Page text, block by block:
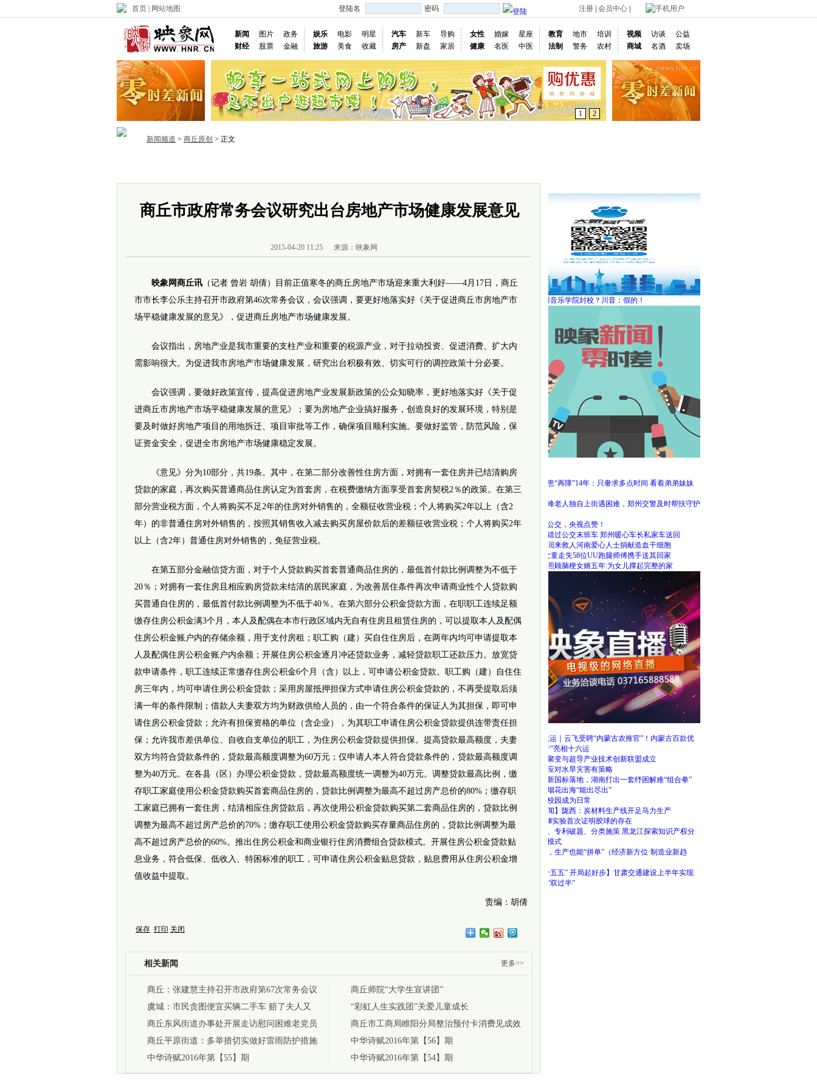
首页 网站地图 登陆名 密码 注册 会员中心 手机用户
新闻 图片
政务
财经
股票 金融
娱乐 电影
明星
旅游
美食 收藏
汽车 新车
导购
房产
新盘 家居
女性 婚嫁
星座
健康
名医 中医
教育 地市
培训
法制
警务 农村
视频 访谈
公益
商城
名酒 卖场
1 2
新闻频道 > 商丘原创 > 正文
商丘市政府常务会议研究出台房地产市场健康发展意见
2015-04-20 11:25 来源：映象网
映象网商丘讯（记者 曾岩 胡倩）目前正值寒冬的商丘房地产市场迎来重大利好——4月17日，商丘
市市长李公乐主持召开市政府第46次常务会议，会议强调，要更好地落实好《关于促进商丘市房地产市
场平稳健康发展的意见》，促进商丘房地产市场健康发展。
会议指出，房地产业是我市重要的支柱产业和重要的税源产业，对于拉动投资、促进消费、扩大内
需影响很大。为促进我市房地产市场健康发展，研究出台积极有效、切实可行的调控政策十分必要。
会议强调，要做好政策宣传，提高促进房地产业发展新政策的公众知晓率，更好地落实好《关于促
进商丘市房地产市场平稳健康发展的意见》；要为房地产企业搞好服务，创造良好的发展环境，特别是
要及时做好房地产项目的用地拆迁、项目审批等工作，确保项目顺利实施。要做好监管，防范风险，保
证资金安全，促进全市房地产市场健康稳定发展。
《意见》分为10部分，共19条。其中，在第二部分改善性住房方面，对拥有一套住房并已结清购房
贷款的家庭，再次购买普通商品住房认定为首套房，在税费缴纳方面享受首套房契税2％的政策。在第三
部分营业税方面，个人将购买不足2年的住房对外销售的，全额征收营业税；个人将购买2年以上（含2
年）的非普通住房对外销售的，按照其销售收入减去购买房屋价款后的差额征收营业税；个人将购买2年
以上（含2年）普通住房对外销售的，免征营业税。
在第五部分金融信贷方面，对于个人贷款购买首套普通商品住房的，最低首付款比例调整为不低于
20％；对拥有一套住房且相应购房贷款未结清的居民家庭，为改善居住条件再次申请商业性个人贷款购
买普通自住房的，最低首付款比例调整为不低于40％。在第六部分公积金贷款方面，在职职工连续足额
缴存住房公积金满3个月，本人及配偶在本市行政区域内无自有住房且租赁住房的，可以提取本人及配偶
住房公积金账户内的存储余额，用于支付房租；职工购（建）买自住住房后，在两年内均可申请提取本
人及配偶住房公积金账户内余额；开展住房公积金逐月冲还贷款业务，减轻贷款职工还款压力。放宽贷
款申请条件，职工连续正常缴存住房公积金6个月（含）以上，可申请公积金贷款。职工购（建）自住住
房三年内，均可申请住房公积金贷款；采用房屋抵押担保方式申请住房公积金贷款的，不再受提取后须
满一年的条件限制；借款人夫妻双方均为财政供给人员的，由一个符合条件的保证人为其担保，即可申
请住房公积金贷款；允许有担保资格的单位（含企业），为其职工申请住房公积金贷款提供连带责任担
保；允许我市差供单位、自收自支单位的职工，为住房公积金贷款提供担保。提高贷款最高额度，夫妻
双方均符合贷款条件的，贷款最高额度调整为60万元；仅申请人本人符合贷款条件的，贷款最高额度调
整为40万元。在各县（区）办理公积金贷款，贷款最高额度统一调整为40万元。调整贷款最高比例，缴
存职工家庭使用公积金贷款购买首套商品住房的，贷款比例调整为最高不超过房产总价的80%；缴存职
工家庭已拥有一套住房，结清相应住房贷款后，再次使用公积金贷款购买第二套商品住房的，贷款比例
调整为最高不超过房产总价的70%；缴存职工使用公积金贷款购买存量商品住房的，贷款比例调整为最
高不超过房产总价的60%。推出住房公积金和商业银行住房消费组合贷款模式。开展住房公积金贷款贴
息业务，符合低保、低收入、特困标准的职工，可申请住房公积金贴息贷款，贴息费用从住房公积金增
值收益中提取。
责编：胡倩
保存 打印 关闭
相关新闻 更多>>
商丘：张建慧主持召开市政府第67次常务会议
虞城：市民贪图便宜买辆二手车 赔了夫人又
折兵
商丘东风街道办事处开展走访慰问困难老党员
商丘平原街道：多举措切实做好雷雨防护措施
中华诗赋2016年第【55】期
商丘师院“大学生宣讲团”
“彩虹人生实践团”关爱儿童成长
商丘市工商局睢阳分局整治预付卡消费见成效
中华诗赋2016年第【56】期
中华诗赋2016年第【54】期
网传四川音乐学院封校？川音：假的！
坚强女孩患“再障”14年：只奢求多点时间 看着弟弟妹妹
完全长大
暖！早高峰老人独自上街遇困难，郑州交警及时帮扶守护
事发郑州公交，央视点赞！
外地乘客错过公交末班车 郑州暖心车长私家车送回
跨越千里回来救人河南爱心人士捐献造血干细胞
郑州3岁女童走失58位UU跑腿师傅携手送其回家
七旬老人照顾脑梗女婿五年:为女儿撑起完整的家
热度·十六运｜云飞受聘“内蒙古农推官”！内蒙古百款优
质“土特产”亮相十六运
哈尔滨市聚变与超导产业技术创新联盟成立
史前先民应对水旱灾害有策略
烟花爆竹新国标落地，湖南打出一套纾困解难“组合拳”
全力保障烟花出海“能出尽出”
当运动在校园成为日常
【图片新闻】陇西：炭材料生产线开足马力生产
北京谱仪Ⅲ实验首次证明胶球的存在
地标赋能、专利破题、分类施策 黑龙江探索知识产权分
类服务新模式
共享制造，生产也能“拼单”（经济新方位·制造业新趋
【奋进“十五五” 开局起好步】甘肃交通建设上半年实现
目标任务“双过半”